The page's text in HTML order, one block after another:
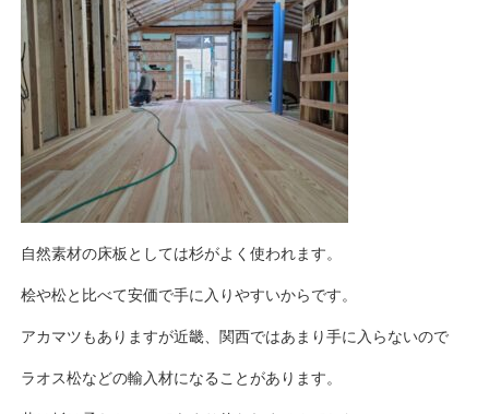
自然素材の床板としては杉がよく使われます。
桧や松と比べて安価で手に入りやすいからです。
アカマツもありますが近畿、関西ではあまり手に入らないので
ラオス松などの輸入材になることがあります。